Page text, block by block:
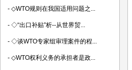
- ◇WTO规则在我国适用问题之...
- ◇“出口补贴”析--从世界贸...
- ◇谈WTO专家组审理案件的程...
- ◇WTO权利义务的承担者是政...